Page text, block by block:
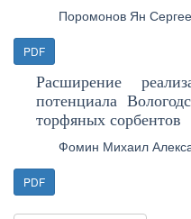
Поромонов Ян
PDF
Расширение
потенциала
торфяных сорбентов
Фомин Михаил
PDF